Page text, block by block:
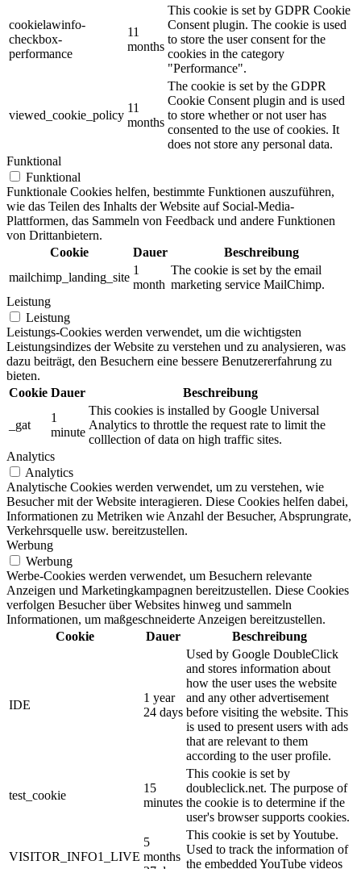
cookielawinfo-
checkbox-
performance
11
months
This cookie is set by GDPR Cookie
Consent plugin. The cookie is used
to store the user consent for the
cookies in the category
"Performance".
viewed_cookie_policy
11
months
The cookie is set by the GDPR
Cookie Consent plugin and is used
to store whether or not user has
consented to the use of cookies. It
does not store any personal data.
Funktional
Funktional
Funktionale Cookies helfen, bestimmte Funktionen auszuführen,
wie das Teilen des Inhalts der Website auf Social-Media-
Plattformen, das Sammeln von Feedback und andere Funktionen
von Drittanbietern.
Cookie
Dauer
Beschreibung
mailchimp_landing_site
1
month
The cookie is set by the email
marketing service MailChimp.
Leistung
Leistung
Leistungs-Cookies werden verwendet, um die wichtigsten
Leistungsindizes der Website zu verstehen und zu analysieren, was
dazu beiträgt, den Besuchern eine bessere Benutzererfahrung zu
bieten.
Cookie Dauer Beschreibung
_gat
1
minute
This cookies is installed by Google Universal
Analytics to throttle the request rate to limit the
colllection of data on high traffic sites.
Analytics
Analytics
Analytische Cookies werden verwendet, um zu verstehen, wie
Besucher mit der Website interagieren. Diese Cookies helfen dabei,
Informationen zu Metriken wie Anzahl der Besucher, Absprungrate,
Verkehrsquelle usw. bereitzustellen.
Werbung
Werbung
Werbe-Cookies werden verwendet, um Besuchern relevante
Anzeigen und Marketingkampagnen bereitzustellen. Diese Cookies
verfolgen Besucher über Websites hinweg und sammeln
Informationen, um maßgeschneiderte Anzeigen bereitzustellen.
Cookie
Dauer Beschreibung
IDE
1 year
24 days
Used by Google DoubleClick
and stores information about
how the user uses the website
and any other advertisement
before visiting the website. This
is used to present users with ads
that are relevant to them
according to the user profile.
test_cookie
15
minutes
This cookie is set by
doubleclick.net. The purpose of
the cookie is to determine if the
user's browser supports cookies.
VISITOR_INFO1_LIVE
5
months
This cookie is set by Youtube.
Used to track the information of
the embedded YouTube videos